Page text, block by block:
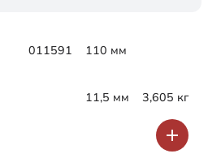
011591 110 мм
11,5 мм 3,605 кг